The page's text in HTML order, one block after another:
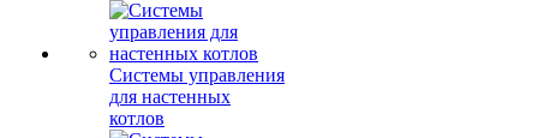
Системы управления
для настенных
котлов